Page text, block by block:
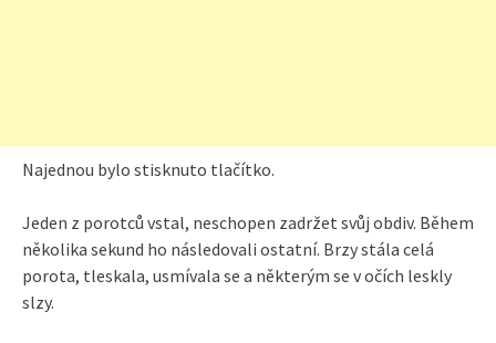
Najednou bylo stisknuto tlačítko.
Jeden z porotců vstal, neschopen zadržet svůj obdiv. Během
několika sekund ho následovali ostatní. Brzy stála celá
porota, tleskala, usmívala se a některým se v očích leskly
slzy.